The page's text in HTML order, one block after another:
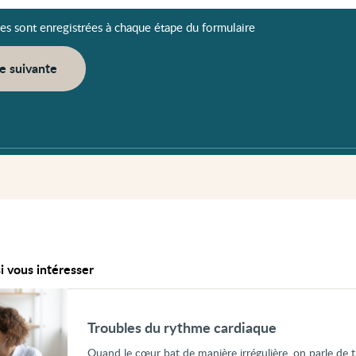
sont enregistrées à chaque étape du formulaire
suivante
vous intéresser
Troubles du rythme cardiaque
Quand le cœur bat de manière irrégulière, on parle de